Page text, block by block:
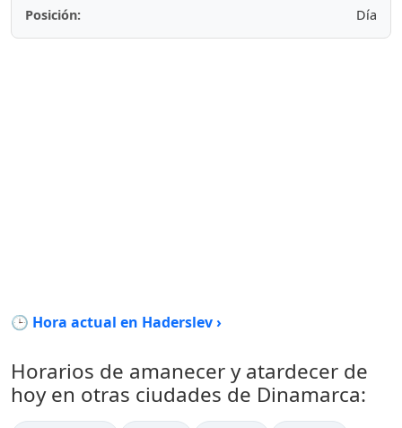
Posición:
Día
🕒 Hora actual en Haderslev ›
Horarios de amanecer y atardecer de
hoy en otras ciudades de Dinamarca: